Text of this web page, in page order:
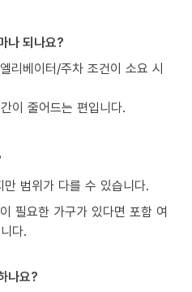
나 되나요?
리베이터/주차 조건이 소요 시
이 줄어드는 편입니다.
범위가 다를 수 있습니다.
필요한 가구가 있다면 포함 여
다.
나요?